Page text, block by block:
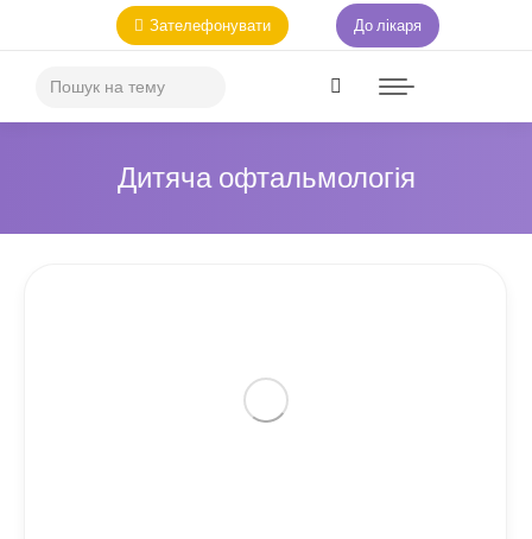
Зателефонувати До лікаря
Дитяча офтальмологія